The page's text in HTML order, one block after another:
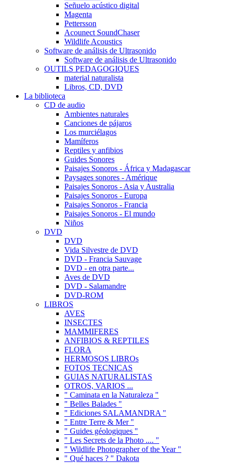
Señuelo acústico digital
Magenta
Pettersson
Acounect SoundChaser
Wildlife Acoustics
Software de análisis de Ultrasonido
Software de análisis de Ultrasonido
OUTILS PEDAGOGIQUES
material naturalista
Libros, CD, DVD
La biblioteca
CD de audio
Ambientes naturales
Canciones de pájaros
Los murciélagos
Mamíferos
Reptiles y anfibios
Guides Sonores
Paisajes Sonoros - África y Madagascar
Paysages sonores - Amérique
Paisajes Sonoros - Asia y Australia
Paisajes Sonoros - Europa
Paisajes Sonoros - Francia
Paisajes Sonoros - El mundo
Niños
DVD
DVD
Vida Silvestre de DVD
DVD - Francia Sauvage
DVD - en otra parte...
Aves de DVD
DVD - Salamandre
DVD-ROM
LIBROS
AVES
INSECTES
MAMMIFERES
ANFIBIOS & REPTILES
FLORA
HERMOSOS LIBROs
FOTOS TECNICAS
GUIAS NATURALISTAS
OTROS, VARIOS ...
" Caminata en la Naturaleza "
" Belles Balades "
" Ediciones SALAMANDRA "
" Entre Terre & Mer "
" Guides géologiques "
" Les Secrets de la Photo .... "
" Wildlife Photographer of the Year "
" Qué haces ? " Dakota